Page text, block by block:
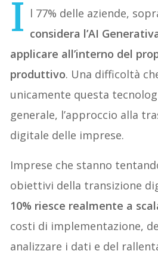
I l 77% delle aziende,
considera l’AI
applicare all’interno del
produttivo. Una difficoltà
unicamente questa
generale, l’approccio alla
digitale delle imprese.
Imprese che stanno
obiettivi della transizione
10% riesce realmente a
costi di implementazione,
analizzare i dati e del